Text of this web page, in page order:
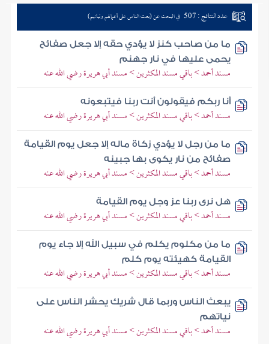
عدد النتائج : 507 في البحث عن (بعث الناس على أعمالهم ونياتهم)
ما من صاحب كنز لا يؤدي حقه إلا جعل صفائح
يحمى عليها في نار جهنم
مسند أحمد > باقي مسند المكثرين > مسند أبي هريرة رضي الله عنه
أنا ربكم فيقولون أنت ربنا فيتبعونه
مسند أحمد > باقي مسند المكثرين > مسند أبي هريرة رضي الله عنه
ما من رجل لا يؤدي زكاة ماله إلا جعل يوم القيامة
صفائح من نار يكوى بها جبينه
مسند أحمد > باقي مسند المكثرين > مسند أبي هريرة رضي الله عنه
هل نرى ربنا عز وجل يوم القيامة
مسند أحمد > باقي مسند المكثرين > مسند أبي هريرة رضي الله عنه
ما من مكلوم يكلم في سبيل الله إلا جاء يوم
القيامة كهيئته يوم كلم
مسند أحمد > باقي مسند المكثرين > مسند أبي هريرة رضي الله عنه
يبعث الناس وربما قال شريك يحشر الناس على
نياتهم
مسند أحمد > باقي مسند المكثرين > مسند أبي هريرة رضي الله عنه